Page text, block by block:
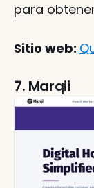
para
Sitio web:
7. Marqii